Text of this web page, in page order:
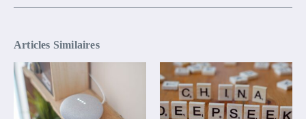
Articles Similaires